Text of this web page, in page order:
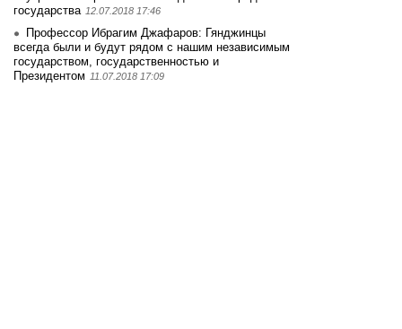
государства 12.07.2018 17:46
Профессор Ибрагим Джафаров: Гянджинцы
всегда были и будут рядом с нашим независимым
государством, государственностью и
Президентом 11.07.2018 17:09